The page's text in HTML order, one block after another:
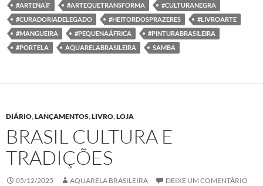
b
o
o
k
t
e
r
e
d
I
n
s
A
p
#ARTENAÏF #ARTEQUETRANSFORMA
#CULTURANEGRA
#CURADORIADELEGADO
#HEITORDOSPRAZERES
#LIVROARTE
#MANGUEIRA
#PEQUENAÁFRICA
#PINTURABRASILEIRA
#PORTELA
AQUARELABRASILEIRA SAMBA
DIÁRIO,LANÇAMENTOS,LIVRO,LOJA
BRASIL CULTURA E
TRADIÇÕES
05/12/2025 AQUARELA BRASILEIRA DEIXE UM COMENTÁRIO